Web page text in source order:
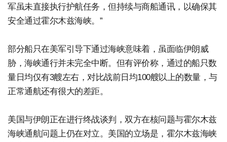
军虽未直接执行护航任务，但持续与商船通讯，以确保其
安全通过霍尔木兹海峡。”
部分船只在美军引导下通过海峡意味着，虽面临伊朗威
胁，海峡通行并未完全中断。但有评价称，通过的船只数
量日均仅有3艘左右，对比战前日均100艘以上的数量，与
正常通航还有很大的差距。
美国与伊朗正在进行终战谈判，双方在核问题与霍尔木兹
海峡通航问题上仍在对立。美国的立场是，霍尔木兹海峡